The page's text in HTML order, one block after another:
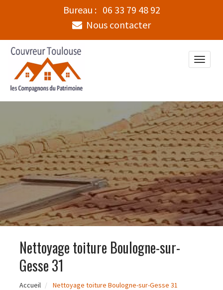
Bureau : 06 33 79 48 92
Nous contacter
Toggle
Nettoyage toiture Boulogne-sur-
Gesse 31
Accueil Nettoyage toiture Boulogne-sur-Gesse 31